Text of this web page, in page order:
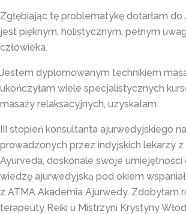
Zgłębiając tę problematykę dotarłam
jest pięknym, holistycznym, pełnym
człowieka.
Jestem dyplomowanym technikiem
ukończyłam wiele specjalistycznych
masaży relaksacyjnych, uzyskałam
III stopień konsultanta ajurwedyjskiego
prowadzonych przez indyjskich lekarzy z
Ayurveda, doskonale swoje
wiedzę ajurwedyjską pod okiem
z ATMA Akademia Ajurwedy. Zdobyłam
terapeuty Reiki u Mistrzyni Krystyny